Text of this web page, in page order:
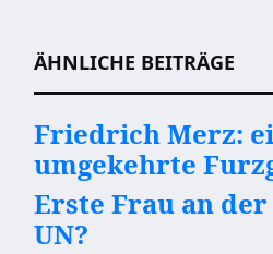
ÄHNLICHE BEITRÄGE
Friedrich Merz:
umgekehrte
Erste Frau an
UN?